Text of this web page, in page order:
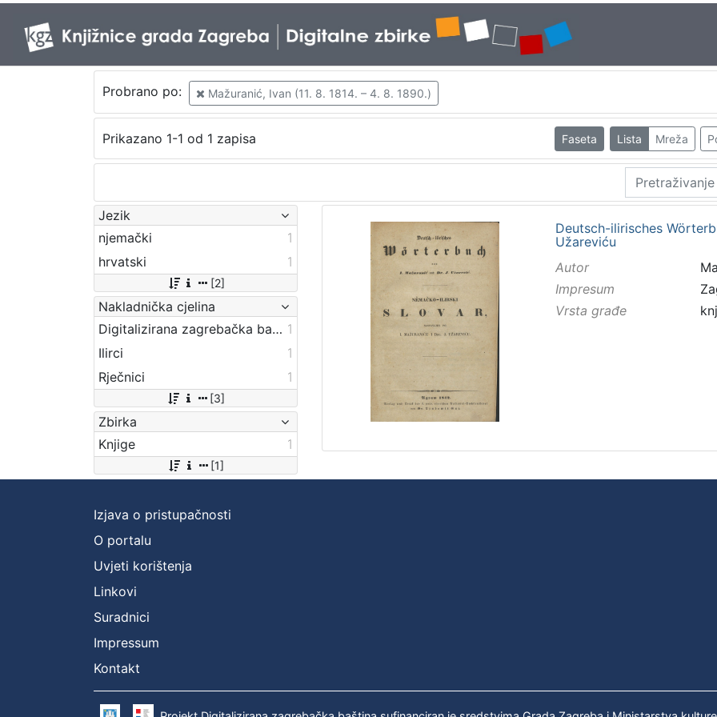
Probrano po: Mažuranić, Ivan (11. 8. 1814. – 4. 8. 1890.)
Prikazano 1-1 od 1 zapisa Faseta Lista Mreža
Jezik
njemački
1
hrvatski
1
[2]
Nakladnička cjelina
Digitalizirana zagrebačka baština 1
Ilirci
1
Rječnici
1
[3]
Zbirka
Knjige
1
[1]
Deutsch-ilirisches
Užareviću
Autor
Impresum
Vrsta građe
Izjava o pristupačnosti
O portalu
Uvjeti korištenja
Linkovi
Suradnici
Impressum
Kontakt